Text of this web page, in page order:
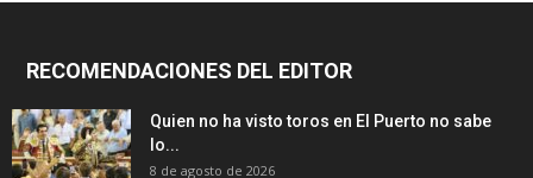
RECOMENDACIONES DEL EDITOR
Quien no ha visto toros en El Puerto no sabe
lo...
8 de agosto de 2026